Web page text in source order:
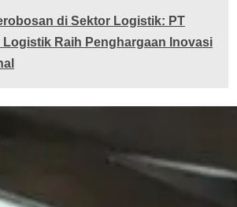
di Sektor Logistik: PT
Logistik Raih Penghargaan Inovasi